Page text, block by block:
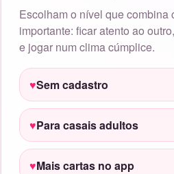
Escolham o nível que combina
importante: ficar atento ao
e jogar num clima cúmplice.
Sem cadastro
Para casais adultos
Mais cartas no app